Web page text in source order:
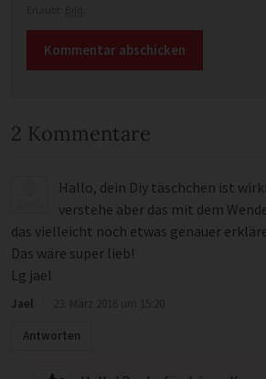
2 Kommentare
Hallo, dein Diy täschchen ist
verstehe aber das mit dem
das vielleicht noch etwas genauer
Das wäre super lieb!
Lg jael
Jael
Antworten